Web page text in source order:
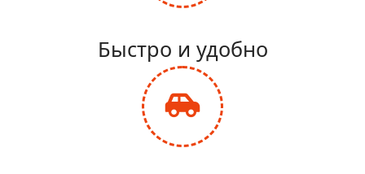
balance-
scale
Быстро и удобно
fas
fa-